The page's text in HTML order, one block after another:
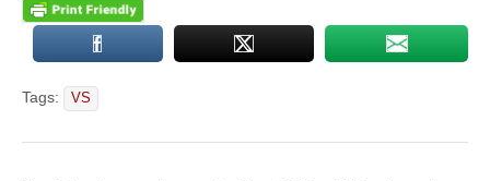
Tags: VS